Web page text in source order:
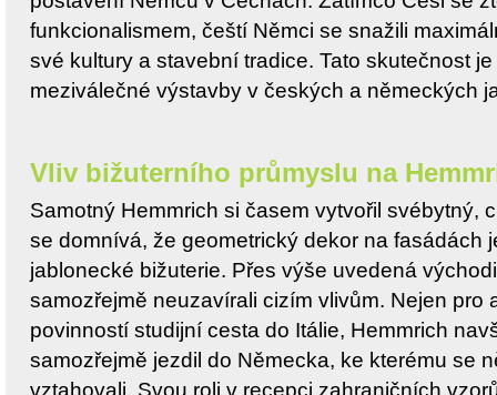
funkcionalismem, čeští Němci se snažili
své kultury a stavební tradice. Tato skutečnost
meziválečné výstavby v českých a německých
Vliv bižuterního průmyslu na
Samotný Hemmrich si časem vytvořil svébytný,
se domnívá, že geometrický dekor na fasádách
jablonecké bižuterie. Přes výše uvedená
samozřejmě neuzavírali cizím vlivům. Nejen pro
povinností studijní cesta do Itálie, Hemmrich
samozřejmě jezdil do Německa, ke kterému se
vztahovali. Svou roli v recepci zahraničních